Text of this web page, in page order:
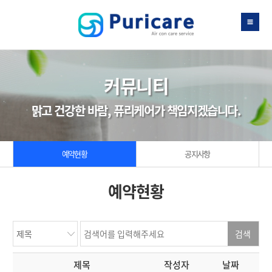
커뮤니티
맑고 건강한 바람, 퓨리케어가 책임지겠습니다.
예약현황 공지사항
예약현황
제목 작성자
날짜